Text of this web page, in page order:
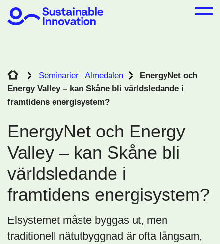
Seminarier i Almedalen
EnergyNet och
Energy Valley – kan Skåne bli världsledande i
framtidens energisystem?
EnergyNet och Energy
Valley – kan Skåne bli
världsledande i
framtidens energisystem?
Elsystemet måste byggas ut, men
traditionell nätutbyggnad är ofta långsam,